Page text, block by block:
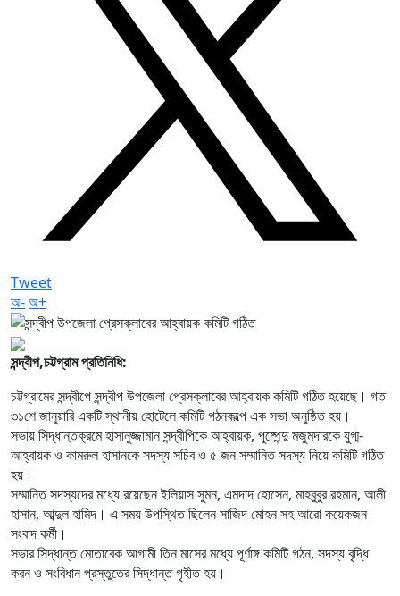
Tweet
অ-অ+
সন্দ্বীপ,চট্টগ্রাম প্রতিনিধি:
চট্টগ্রামের সন্দ্বীপে সন্দ্বীপ উপজেলা প্রেসক্লাবের আহ্বায়ক কমিটি গঠিত হয়েছে। গত
৩১শে জানুয়ারি একটি স্থানীয় হোটেলে কমিটি গঠনকল্পে এক সভা অনুষ্ঠিত হয়।
সভায় সিদ্ধান্তক্রমে হাসানুজ্জামান সন্দ্বীপিকে আহ্বায়ক, পুষ্পেন্দু মজুমদারকে যুগ্ম-
আহ্বায়ক ও কামরুল হাসানকে সদস্য সচিব ও ৫ জন সম্মানিত সদস্য নিয়ে কমিটি গঠিত
হয়।
সম্মানিত সদস্যদের মধ্যে রয়েছেন ইলিয়াস সুমন, এমদাদ হোসেন, মাহবুবুর রহমান, আলী
হাসান, আব্দুল হামিদ। এ সময় উপস্থিত ছিলেন সাজিদ মোহন সহ আরো কয়েকজন
সংবাদ কর্মী।
সভার সিদ্ধান্ত মোতাবেক আগামী তিন মাসের মধ্যে পূর্ণাঙ্গ কমিটি গঠন, সদস্য বৃদ্ধি
করন ও সংবিধান প্রস্তুতের সিদ্ধান্ত গৃহীত হয়।